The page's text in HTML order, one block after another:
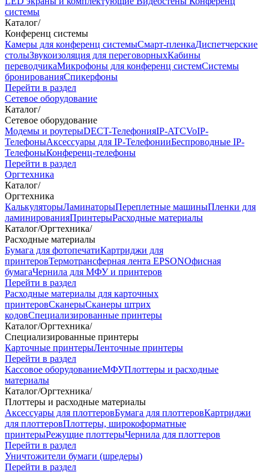
системы
Каталог/
Конференц системы
Камеры для конференц системыCмарт-пленкаДиспетчерские
столыЗвукоизоляция для переговорныхКабины
переводчикаМикрофоны для конференц системСистемы
бронированияСпикерфоны
Перейти в раздел
Сетевое оборудование
Каталог/
Сетевое оборудование
Модемы и роутерыDECT-ТелефонияIP-ATCVoIP-
ТелефоныАксессуары для IP-ТелефонииБеспроводные IP-
ТелефоныКонференц-телефоны
Перейти в раздел
Оргтехника
Каталог/
Оргтехника
КалькуляторыЛаминаторыПереплетные машиныПленки для
ламинированияПринтерыРасходные материалы
Каталог/Оргтехника/
Расходные материалы
Бумага для фотопечатиКартриджи для
принтеровТермотрансферная лента EPSONОфисная
бумагаЧернила для МФУ и принтеров
Перейти в раздел
Расходные материалы для карточных
принтеровСканерыСканеры штрих
кодовСпециализированные принтеры
Каталог/Оргтехника/
Специализированные принтеры
Карточные принтерыЛенточные принтеры
Перейти в раздел
Кассовое оборудованиеМФУПлоттеры и расходные
материалы
Каталог/Оргтехника/
Плоттеры и расходные материалы
Аксессуары для плоттеровБумага для плоттеровКартриджи
для плоттеровПлоттеры, широкоформатные
принтерыРежущие плоттерыЧернила для плоттеров
Перейти в раздел
Уничтожители бумаги (шредеры)
Перейти в раздел